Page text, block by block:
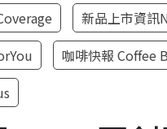
新品上市資訊
咖啡快報 Coffee